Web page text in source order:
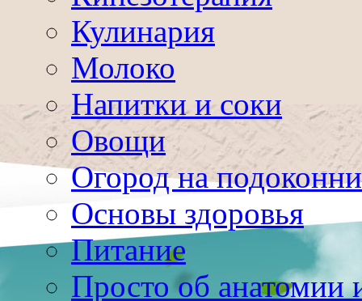
Кулинария
Молоко
Напитки и соки
Овощи
Огород на
Основы здоровья
Питание
Просто об анатомии